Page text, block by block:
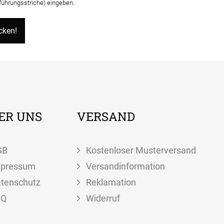
eingeben.
UNS VERSAND
Kostenloser Musterversand
Versandinformation
Reklamation
Widerruf